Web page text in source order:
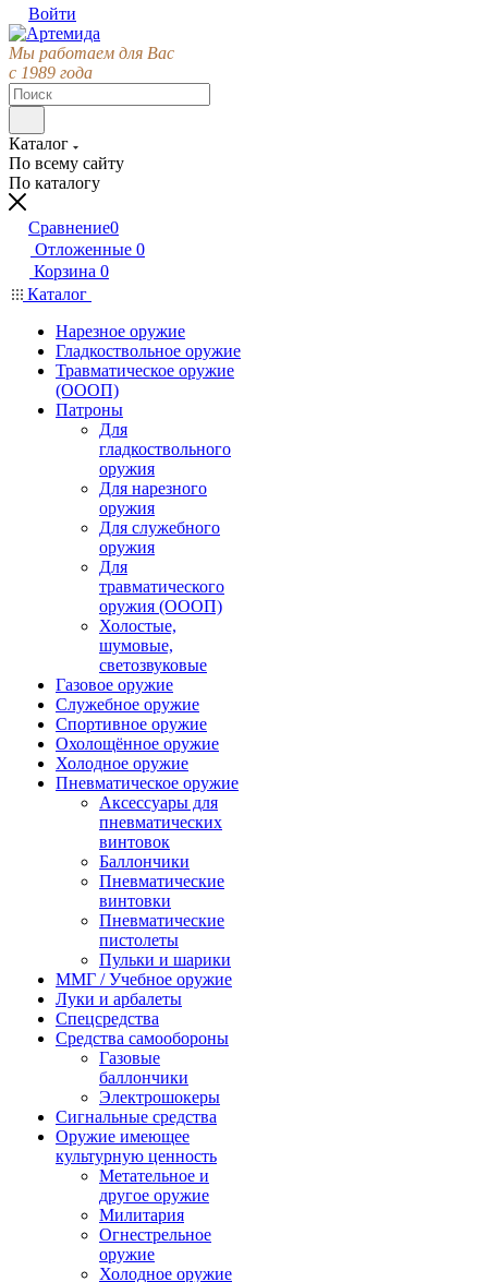
Войти
Мы работаем для Вас
с 1989 года
Каталог
По всему сайту
По каталогу
Сравнение0
Отложенные 0
Корзина 0
Каталог
Нарезное оружие
Гладкоствольное оружие
Травматическое оружие
(ОООП)
Патроны
Для
гладкоствольного
оружия
Для нарезного
оружия
Для служебного
оружия
Для
травматического
оружия (ОООП)
Холостые,
шумовые,
светозвуковые
Газовое оружие
Служебное оружие
Спортивное оружие
Охолощённое оружие
Холодное оружие
Пневматическое оружие
Аксессуары для
пневматических
винтовок
Баллончики
Пневматические
винтовки
Пневматические
пистолеты
Пульки и шарики
ММГ / Учебное оружие
Луки и арбалеты
Спецсредства
Средства самообороны
Газовые
баллончики
Электрошокеры
Сигнальные средства
Оружие имеющее
культурную ценность
Метательное и
другое оружие
Милитария
Огнестрельное
оружие
Холодное оружие